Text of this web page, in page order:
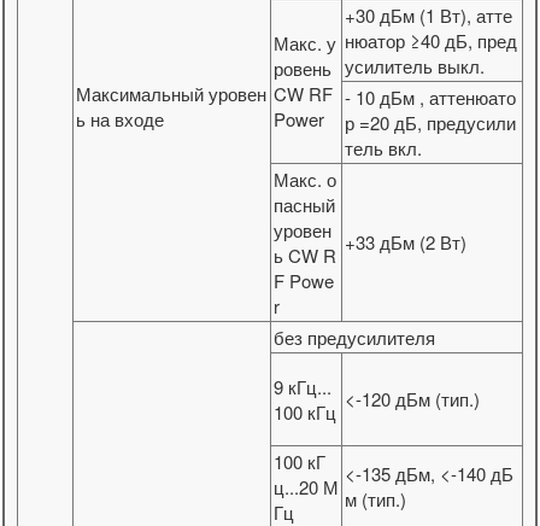
Максимальный уровен
ь на входе
Макс. у
ровень
CW RF
Power
+30 дБм (1 Вт), атте
нюатор ≥40 дБ, пред
усилитель выкл.
- 10 дБм , аттенюато
р =20 дБ, предусили
тель вкл.
Макс. о
пасный
уровен
ь CW R
F Powe
r
+33 дБм (2 Вт)
без предусилителя
9 кГц...
100 кГц
<-120 дБм (тип.)
100 кГ
ц...20 М
Гц
<-135 дБм, <-140 дБ
м (тип.)